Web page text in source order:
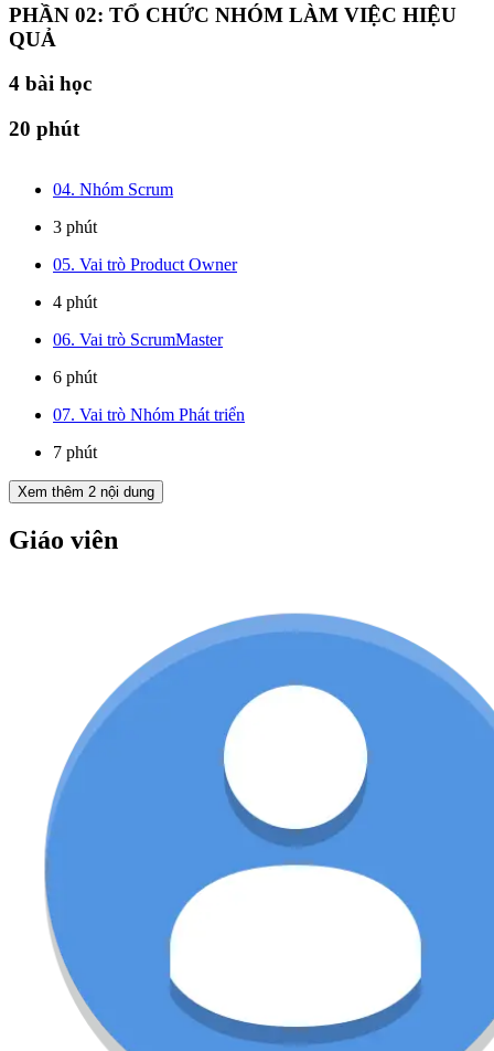
PHẦN 02: TỔ CHỨC NHÓM LÀM VIỆC HIỆU
QUẢ
4 bài học
20 phút
04. Nhóm Scrum
3 phút
05. Vai trò Product Owner
4 phút
06. Vai trò ScrumMaster
6 phút
07. Vai trò Nhóm Phát triển
7 phút
Xem thêm 2 nội dung
Giáo viên